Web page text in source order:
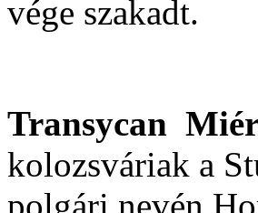
vége szakadt.
Transycan
kolozsváriak a
polgári nevén